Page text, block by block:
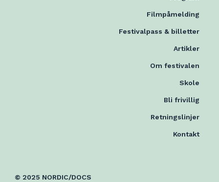
Filmpåmelding
Festivalpass & billetter
Artikler
Om festivalen
Skole
Bli frivillig
Retningslinjer
Kontakt
© 2025 NORDIC/DOCS